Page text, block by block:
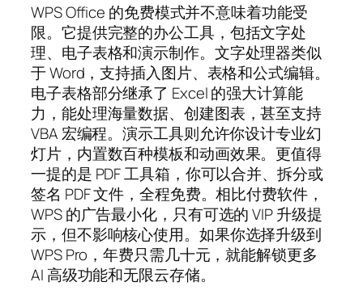
WPS Office 的免费模式并不意味着功能受
限。它提供完整的办公工具，包括文字处
理、电子表格和演示制作。文字处理器类似
于 Word，支持插入图片、表格和公式编辑。
电子表格部分继承了 Excel 的强大计算能
力，能处理海量数据、创建图表，甚至支持
VBA 宏编程。演示工具则允许你设计专业幻
灯片，内置数百种模板和动画效果。更值得
一提的是 PDF 工具箱，你可以合并、拆分或
签名 PDF 文件，全程免费。相比付费软件，
WPS 的广告最小化，只有可选的 VIP 升级提
示，但不影响核心使用。如果你选择升级到
WPS Pro，年费只需几十元，就能解锁更多
AI 高级功能和无限云存储。